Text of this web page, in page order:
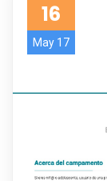
16
May 17